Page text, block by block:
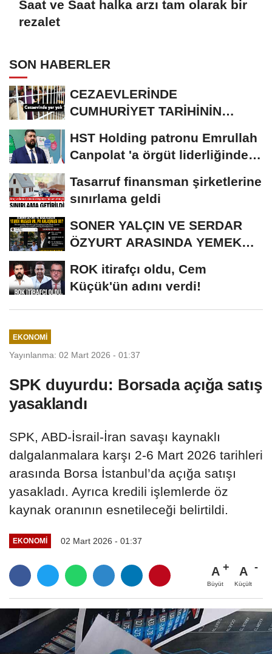
Saat ve Saat halka arzı tam olarak bir
rezalet
SON HABERLER
CEZAEVLERİNDE
CUMHURİYET TARİHİNİN
KİŞİ...
HST Holding patronu Emrullah
Canpolat 'a örgüt liderliğinden
Tasarruf finansman şirketlerine
sınırlama geldi
SONER YALÇIN VE SERDAR
ÖZYURT ARASINDA YEMEK
ROK itirafçı oldu, Cem
Küçük'ün adını verdi!
EKONOMI
Yayınlanma: 02 Mart 2026 - 01:37
SPK duyurdu: Borsada açığa satış
yasaklandı
SPK, ABD-İsrail-İran savaşı kaynaklı
dalgalanmalara karşı 2-6 Mart 2026 tarihleri
arasında Borsa İstanbul’da açığa satışı
yasakladı. Ayrıca kredili işlemlerde öz
kaynak oranının esnetileceği belirtildi.
EKONOMI 02 Mart 2026 - 01:37
A
Büyüt
A
Küçült